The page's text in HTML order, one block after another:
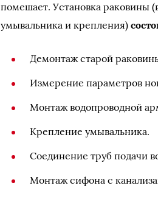
помешает. Установка раковины
умывальника и крепления)
Демонтаж старой
Измерение параметров
Монтаж водопроводной
Крепление умывальника.
Соединение труб подачи
Монтаж сифона с